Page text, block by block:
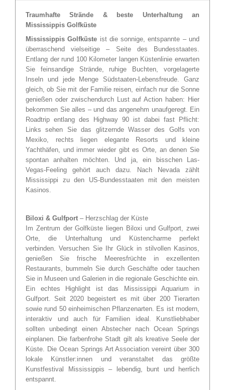
Traumhafte Strände & beste Unterhaltung an
Mississippis Golfküste
Mississippis Golfküste ist die sonnige, entspannte – und
überraschend vielseitige – Seite des Bundesstaates.
Entlang der rund 100 Kilometer langen Küstenlinie erwarten
Sie feinsandige Strände, ruhige Buchten, vorgelagerte
Inseln und jede Menge Südstaaten-Lebensfreude. Ganz
gleich, ob Sie mit der Familie reisen, einfach nur die Sonne
genießen oder zwischendurch Lust auf Action haben: Hier
bekommen Sie alles – und das angenehm unaufgeregt. Ein
Roadtrip entlang des Highway 90 ist dabei fast Pflicht:
Links sehen Sie das glitzernde Wasser des Golfs von
Mexiko, rechts liegen elegante Resorts und kleine
Yachthäfen, und immer wieder gibt es Orte, an denen Sie
spontan anhalten möchten. Und ja, ein bisschen Las-
Vegas-Feeling gehört auch dazu. Nach Nevada zählt
Mississippi zu den US-Bundesstaaten mit den meisten
Kasinos.
Biloxi & Gulfport – Herzschlag der Küste
Im Zentrum der Golfküste liegen Biloxi und Gulfport, zwei
Orte, die Unterhaltung und Küstencharme perfekt
verbinden. Versuchen Sie Ihr Glück in stilvollen Kasinos,
genießen Sie frische Meeresfrüchte in exzellenten
Restaurants, bummeln Sie durch Geschäfte oder tauchen
Sie in Museen und Galerien in die regionale Geschichte ein.
Ein echtes Highlight ist das Mississippi Aquarium in
Gulfport. Seit 2020 begeistert es mit über 200 Tierarten
sowie rund 50 einheimischen Pflanzenarten. Es ist modern,
interaktiv und auch für Familien ideal. Kunstliebhaber
sollten unbedingt einen Abstecher nach Ocean Springs
einplanen. Die farbenfrohe Stadt gilt als kreative Seele der
Küste. Die Ocean Springs Art Association vereint über 300
lokale Künstler:innen und veranstaltet das größte
Kunstfestival Mississippis – lebendig, bunt und herrlich
entspannt.